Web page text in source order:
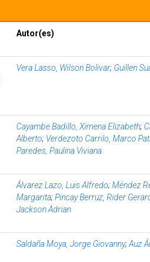
Autor(es)
Vera Lasso, Wilson Bolivar; Guillen
Cayambe Badillo, Ximena Elizabeth;
Alberto; Verdezoto Carrilo, Marco
Paredes, Paulina Viviana
Álvarez Lazo, Luis Alfredo;Méndez
Margarita;Pincay Berruz, Rider
Jackson Adrian
Saldaña Moya, Jorge Giovanny;Auz